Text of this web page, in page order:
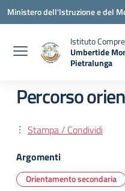
Vai ai contenuti
Vai al menu di navigazione
Vai al footer
Ministero dell'Istruzione e del
Istituto
Umbertide
Pietralunga
Percorso
Stampa / Condividi
Argomenti
Orientamento secondaria